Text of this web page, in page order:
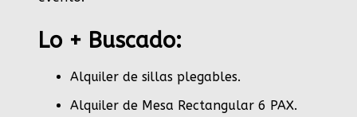
Lo + Buscado:
Alquiler de sillas plegables.
Alquiler de Mesa Rectangular 6 PAX.